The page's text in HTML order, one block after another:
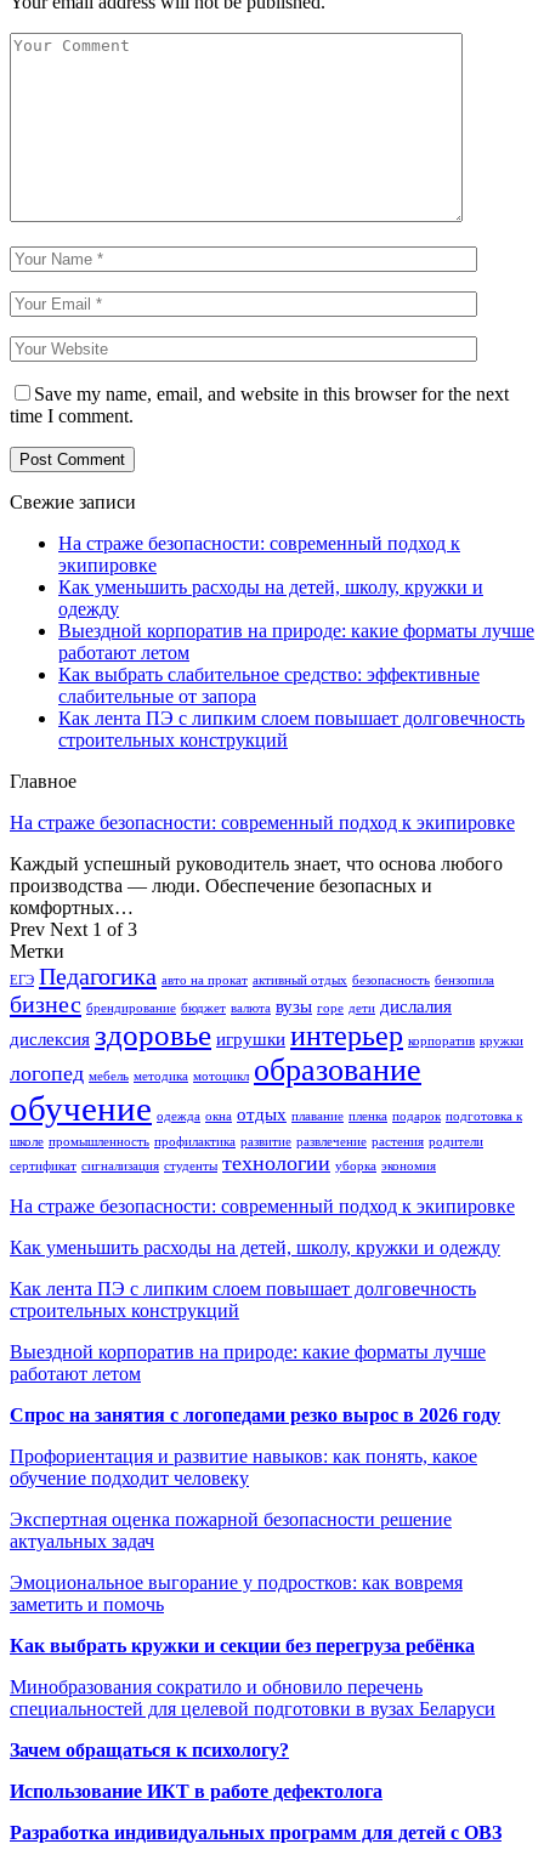
Save my name, email, and website in this browser for the next
time I comment.
Свежие записи
На страже безопасности: современный подход к
экипировке
Как уменьшить расходы на детей, школу, кружки и
одежду
Выездной корпоратив на природе: какие форматы лучше
работают летом
Как выбрать слабительное средство: эффективные
слабительные от запора
Как лента ПЭ с липким слоем повышает долговечность
строительных конструкций
Главное
На страже безопасности: современный подход к экипировке
Каждый успешный руководитель знает, что основа любого
производства — люди. Обеспечение безопасных и
комфортных…
Prev Next 1 of 3
Метки
ЕГЭ Педагогика авто на прокат активный отдых безопасность бензопила
бизнес брендирование бюджет валюта вузы горе дети дислалия
дислексия здоровье игрушки интерьер корпоратив кружки
логопед мебель методика мотоцикл образование
обучение одежда окна отдых плавание пленка подарок подготовка к
школе промышленность профилактика развитие развлечение растения родители
сертификат сигнализация студенты технологии уборка экономия
На страже безопасности: современный подход к экипировке
Как уменьшить расходы на детей, школу, кружки и одежду
Как лента ПЭ с липким слоем повышает долговечность
строительных конструкций
Выездной корпоратив на природе: какие форматы лучше
работают летом
Спрос на занятия с логопедами резко вырос в 2026 году
Профориентация и развитие навыков: как понять, какое
обучение подходит человеку
Экспертная оценка пожарной безопасности решение
актуальных задач
Эмоциональное выгорание у подростков: как вовремя
заметить и помочь
Как выбрать кружки и секции без перегруза ребёнка
Минобразования сократило и обновило перечень
специальностей для целевой подготовки в вузах Беларуси
Зачем обращаться к психологу?
Использование ИКТ в работе дефектолога
Разработка индивидуальных программ для детей с ОВЗ